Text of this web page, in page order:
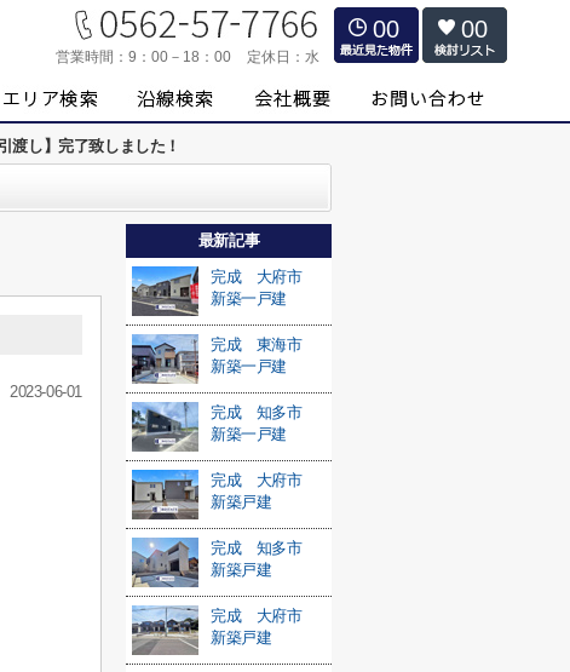
営業時間： 9：00－18：00 定休日： 水
00 00
渡し】完了致しました！
2023-06-01
最新記事
完成 大府市
新築一戸建
完成 東海市
新築一戸建
完成 知多市
新築一戸建
完成 大府市
新築戸建
完成 知多市
新築戸建
完成 大府市
新築戸建